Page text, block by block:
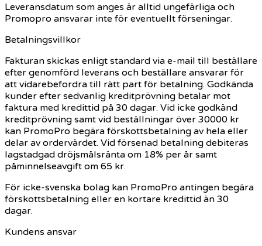
Leveransdatum som anges är alltid ungefärliga och
Promopro ansvarar inte för eventuellt förseningar.
Betalningsvillkor
Fakturan skickas enligt standard via e-mail till beställare
efter genomförd leverans och beställare ansvarar för
att vidarebefordra till rätt part för betalning. Godkända
kunder efter sedvanlig kreditprövning betalar mot
faktura med kredittid på 30 dagar. Vid icke godkänd
kreditprövning samt vid beställningar över 30000 kr
kan PromoPro begära förskottsbetalning av hela eller
delar av ordervärdet. Vid försenad betalning debiteras
lagstadgad dröjsmålsränta om 18% per år samt
påminnelseavgift om 65 kr.
För icke-svenska bolag kan PromoPro antingen begära
förskottsbetalning eller en kortare kredittid än 30
dagar.
Kundens ansvar